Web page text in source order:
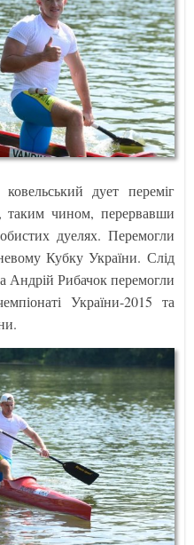
дует переміг
таким чином, перервавши
дуелях. Перемогли
Кубку України. Слід
Рибачок перемогли
України-2015 та